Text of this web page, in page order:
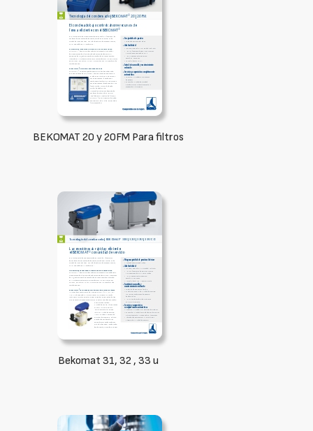
BEKOMAT 20 y 20FM Para filtros
Bekomat 31, 32 , 33 u